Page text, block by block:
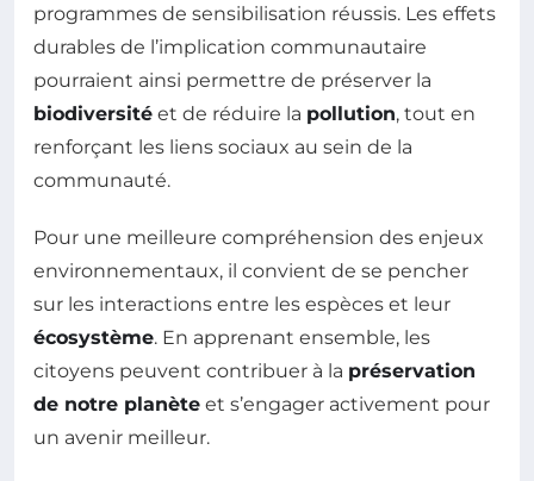
programmes de sensibilisation réussis. Les effets
durables de l’implication communautaire
pourraient ainsi permettre de préserver la
biodiversité et de réduire la pollution, tout en
renforçant les liens sociaux au sein de la
communauté.
Pour une meilleure compréhension des enjeux
environnementaux, il convient de se pencher
sur les interactions entre les espèces et leur
écosystème. En apprenant ensemble, les
citoyens peuvent contribuer à la préservation
de notre planète et s’engager activement pour
un avenir meilleur.